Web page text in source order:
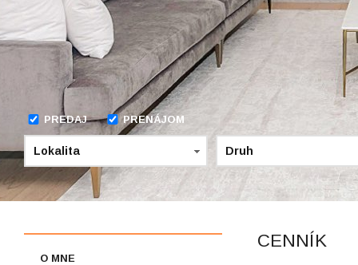
CENNÍK
O MNE
PREDAJ PRENÁJOM
Lokalita Druh